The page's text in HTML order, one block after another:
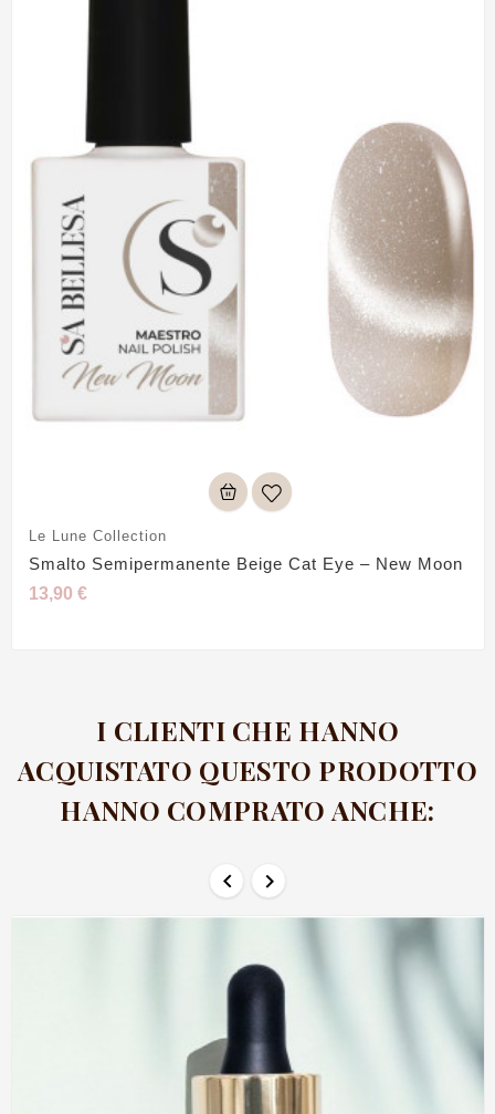
Le Lune Collection
Smalto Semipermanente Beige Cat Eye – New Moon
13,90 €
I CLIENTI CHE HANNO
ACQUISTATO QUESTO PRODOTTO
HANNO COMPRATO ANCHE:
 